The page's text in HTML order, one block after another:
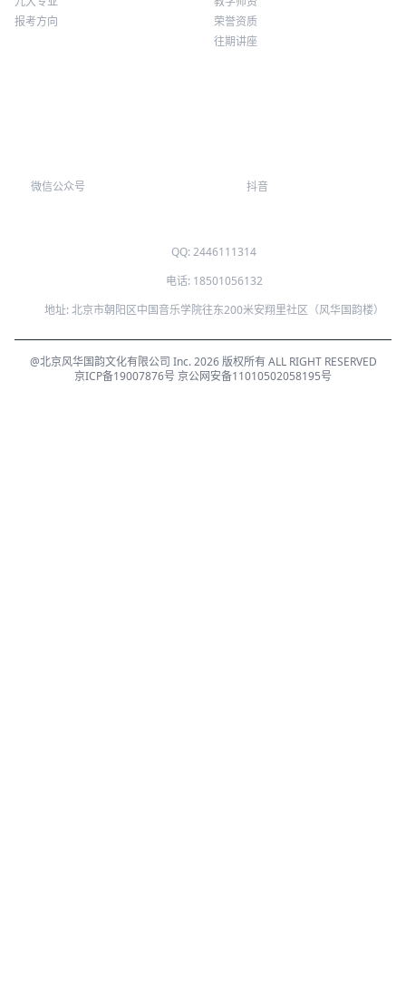
报考方向
荣誉资质
往期讲座
微信公众号 抖音
QQ: 2446111314
电话: 18501056132
地址: 北京市朝阳区中国音乐学院往东200米安翔里社区（风华国韵楼）
@北京风华国韵文化有限公司 Inc. 2026 版权所有 ALL RIGHT RESERVED
京ICP备19007876号 京公网安备11010502058195号